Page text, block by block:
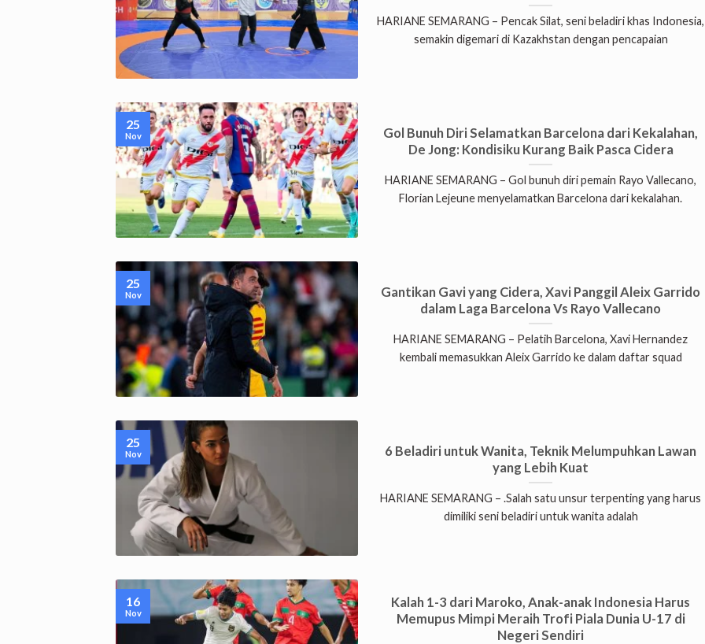
HARIANE SEMARANG – Pencak Silat, seni beladiri khas Indonesia,
semakin digemari di Kazakhstan dengan pencapaian
Gol Bunuh Diri Selamatkan Barcelona dari Kekalahan,
De Jong: Kondisiku Kurang Baik Pasca Cidera
HARIANE SEMARANG – Gol bunuh diri pemain Rayo Vallecano,
Florian Lejeune menyelamatkan Barcelona dari kekalahan.
25
Nov
Gantikan Gavi yang Cidera, Xavi Panggil Aleix Garrido
dalam Laga Barcelona Vs Rayo Vallecano
HARIANE SEMARANG – Pelatih Barcelona, Xavi Hernandez
kembali memasukkan Aleix Garrido ke dalam daftar squad
25
Nov
6 Beladiri untuk Wanita, Teknik Melumpuhkan Lawan
yang Lebih Kuat
HARIANE SEMARANG – .Salah satu unsur terpenting yang harus
dimiliki seni beladiri untuk wanita adalah
25
Nov
Kalah 1-3 dari Maroko, Anak-anak Indonesia Harus
Memupus Mimpi Meraih Trofi Piala Dunia U-17 di
Negeri Sendiri
16
Nov